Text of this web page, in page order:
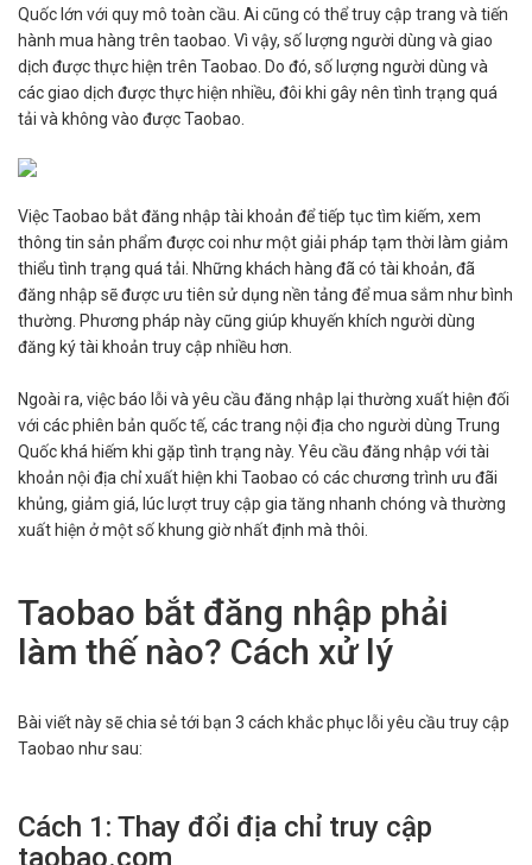
Quốc lớn với quy mô toàn cầu. Ai cũng có thể truy cập trang và tiến
hành mua hàng trên taobao. Vì vậy, số lượng người dùng và giao
dịch được thực hiện trên Taobao. Do đó, số lượng người dùng và
các giao dịch được thực hiện nhiều, đôi khi gây nên tình trạng quá
tải và không vào được Taobao.
Việc Taobao bắt đăng nhập tài khoản để tiếp tục tìm kiếm, xem
thông tin sản phẩm được coi như một giải pháp tạm thời làm giảm
thiểu tình trạng quá tải. Những khách hàng đã có tài khoản, đã
đăng nhập sẽ được ưu tiên sử dụng nền tảng để mua sắm như bình
thường. Phương pháp này cũng giúp khuyến khích người dùng
đăng ký tài khoản truy cập nhiều hơn.
Ngoài ra, việc báo lỗi và yêu cầu đăng nhập lại thường xuất hiện đối
với các phiên bản quốc tế, các trang nội địa cho người dùng Trung
Quốc khá hiếm khi gặp tình trạng này. Yêu cầu đăng nhập với tài
khoản nội địa chỉ xuất hiện khi Taobao có các chương trình ưu đãi
khủng, giảm giá, lúc lượt truy cập gia tăng nhanh chóng và thường
xuất hiện ở một số khung giờ nhất định mà thôi.
Taobao bắt đăng nhập phải
làm thế nào? Cách xử lý
Bài viết này sẽ chia sẻ tới bạn 3 cách khắc phục lỗi yêu cầu truy cập
Taobao như sau:
Cách 1: Thay đổi địa chỉ truy cập